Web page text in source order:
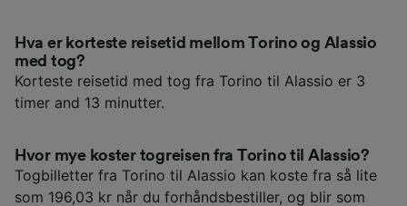
Hva er korteste reisetid mellom Torino og Alassio
med tog?
Korteste reisetid med tog fra Torino til Alassio er 3
timer and 13 minutter.
Hvor mye koster togreisen fra Torino til Alassio?
Togbilletter fra Torino til Alassio kan koste fra så lite
som 196,03 kr når du forhåndsbestiller, og blir som